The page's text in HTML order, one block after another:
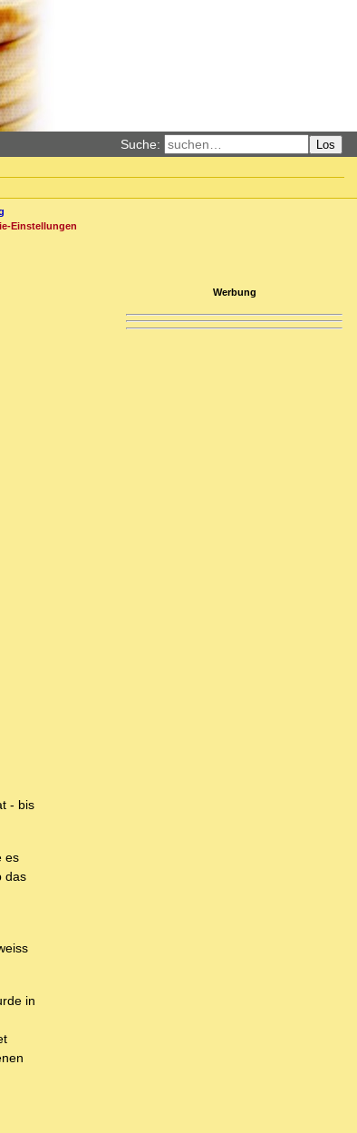
Suche: Los
Einstellungen
- bis
es
das
in
Werbung